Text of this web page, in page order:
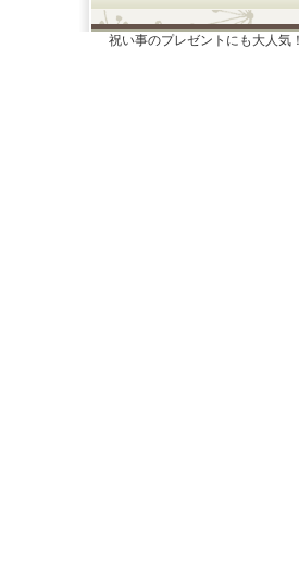
祝い事のプレゼントにも大人気